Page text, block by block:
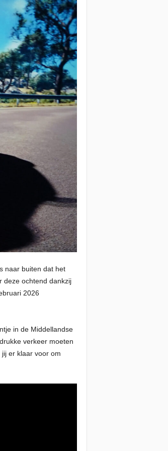
naar buiten dat het
deze ochtend dankzij
2026
in de Middellandse
verkeer moeten
er klaar voor om